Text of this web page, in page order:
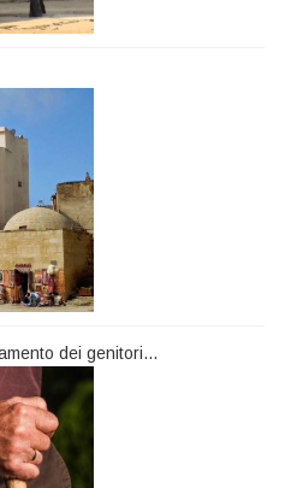
dei genitori…